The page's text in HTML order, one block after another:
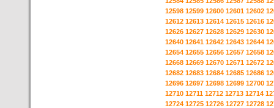
12598 12599 12600 12601 12602
12612 12613 12614 12615 12616
12626 12627 12628 12629 12630
12640 12641 12642 12643 12644
12654 12655 12656 12657 12658
12668 12669 12670 12671 12672
12682 12683 12684 12685 12686
12696 12697 12698 12699 12700
12710 12711 12712 12713 12714
12724 12725 12726 12727 12728